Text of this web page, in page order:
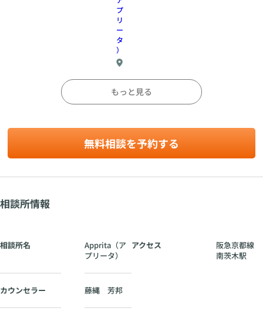
い
き
な
り
夫
婦
プ
ロ
ジ
ク
ト
始
動
承
転
結
」
を
使
会
み
立
る
践
ス
テ
ッ
プ
プ
リ
ー
タ
）
京
都
南
茨
木
もっと見る
無料相談を予約する
相談所情報
相談所名
Apprita（ア
プリータ）
カウンセラー 藤縄 芳邦
アクセス
阪急京都線
南茨木駅